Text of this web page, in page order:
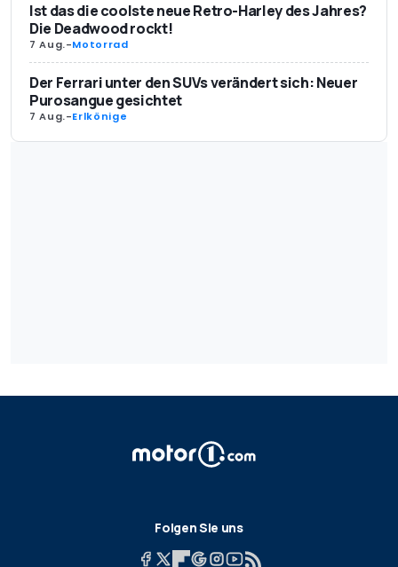
Ist das die coolste neue Retro-Harley des Jahres?
Die Deadwood rockt!
7 Aug.-Motorrad
Der Ferrari unter den SUVs verändert sich: Neuer
Purosangue gesichtet
7 Aug.-Erlkönige
Folgen Sie uns